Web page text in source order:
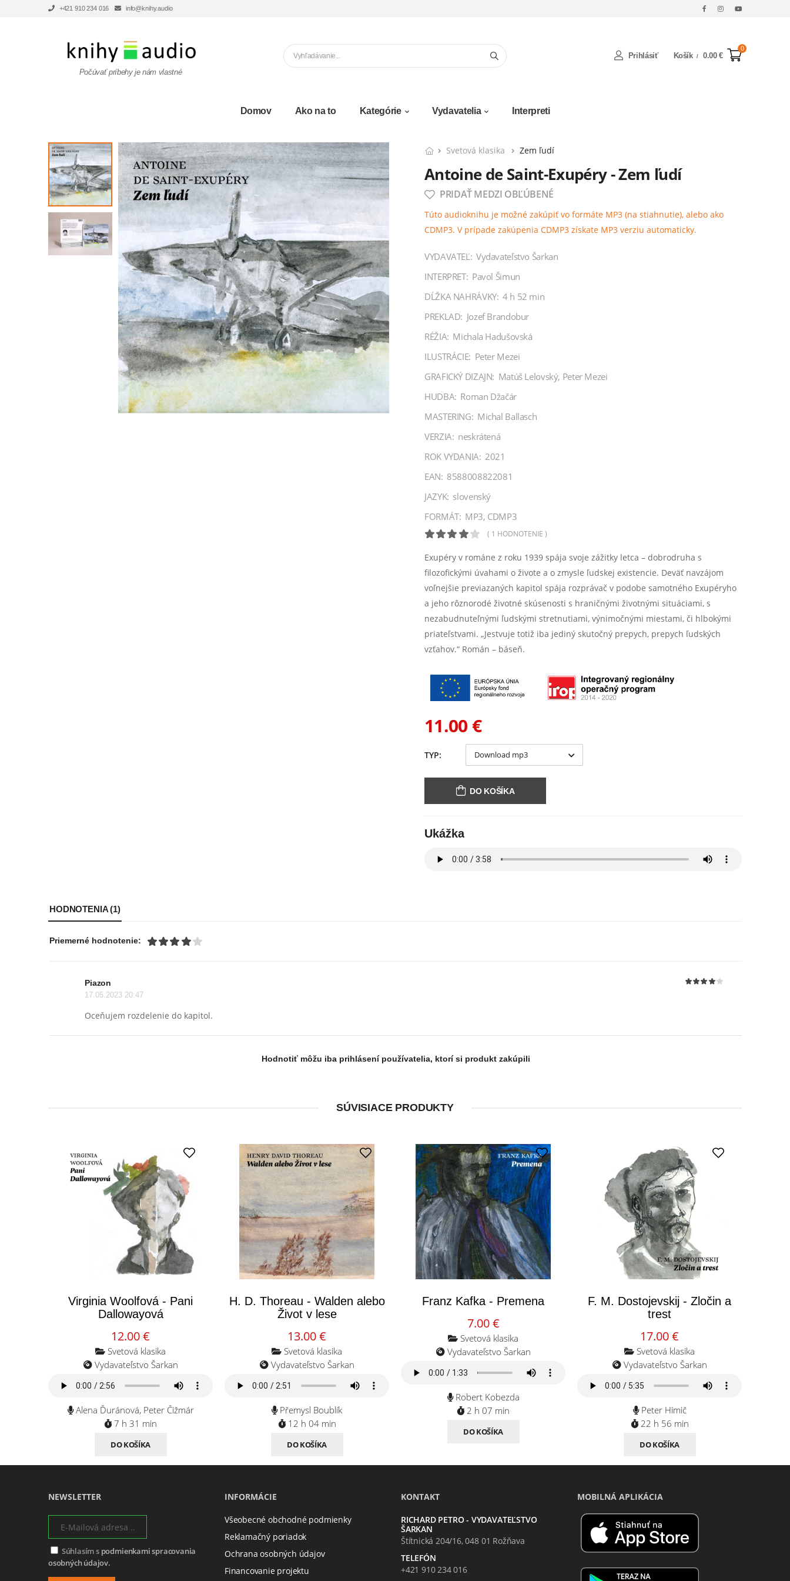
+421 910 234 016 info@knihy.audio
Počúvať príbehy je nám vlastné
Prihlásiť Košík 0.00 €
0
Domov Ako na to Kategórie Vydavatelia Interpreti
Svetová klasika Zem ľudí
Antoine de Saint-Exupéry - Zem ľudí
PRIDAŤ MEDZI OBĽÚBENÉ
Túto audioknihu je možné zakúpiť vo formáte MP3 (na stiahnutie), alebo ako
CDMP3. V prípade zakúpenia CDMP3 získate MP3 verziu automaticky.
VYDAVATEĽ: Vydavateľstvo Šarkan
INTERPRET: Pavol Šimun
DĹŽKA NAHRÁVKY: 4 h 52 min
PREKLAD: Jozef Brandobur
RÉŽIA: Michala Hadušovská
ILUSTRÁCIE: Peter Mezei
GRAFICKÝ DIZAJN: Matúš Lelovský, Peter Mezei
HUDBA: Roman Džačár
MASTERING: Michal Ballasch
VERZIA: neskrátená
ROK VYDANIA: 2021
EAN: 8588008822081
JAZYK: slovenský
FORMÁT: MP3, CDMP3
( 1 HODNOTENIE )
Exupéry v románe z roku 1939 spája svoje zážitky letca – dobrodruha s
filozofickými úvahami o živote a o zmysle ľudskej existencie. Deväť navzájom
voľnejšie previazaných kapitol spája rozprávač v podobe samotného Exupéryho
a jeho rôznorodé životné skúsenosti s hraničnými životnými situáciami, s
nezabudnuteľnými ľudskými stretnutiami, výnimočnými miestami, či hlbokými
priateľstvami. „Jestvuje totiž iba jediný skutočný prepych, prepych ľudských
vzťahov.“ Román – báseň.
11.00 €
TYP:
DO KOŠÍKA
Ukážka
HODNOTENIA (1)
Priemerné hodnotenie:
Piazon
17.05.2023 20:47
Oceňujem rozdelenie do kapitol.
Hodnotiť môžu iba prihlásení používatelia, ktorí si produkt zakúpili
SÚVISIACE PRODUKTY
Virginia Woolfová - Pani
Dallowayová
12.00 €
Svetová klasika
Vydavateľstvo Šarkan
Alena Ďuránová, Peter Čižmár
7 h 31 min
DO KOŠÍKA
H. D. Thoreau - Walden alebo
Život v lese
13.00 €
Svetová klasika
Vydavateľstvo Šarkan
Přemysl Boublík
12 h 04 min
DO KOŠÍKA
Franz Kafka - Premena
7.00 €
Svetová klasika
Vydavateľstvo Šarkan
Robert Kobezda
2 h 07 min
DO KOŠÍKA
F. M. Dostojevskij - Zločin a
trest
17.00 €
Svetová klasika
Vydavateľstvo Šarkan
Peter Himič
22 h 56 min
DO KOŠÍKA
NEWSLETTER
Súhlasím s podmienkami spracovania
osobných údajov.
INFORMÁCIE
Všeobecné obchodné podmienky
Reklamačný poriadok
Ochrana osobných údajov
Financovanie projektu
KONTAKT
RICHARD PETRO - VYDAVATEĽSTVO
ŠARKAN
Štítnická 204/16, 048 01 Rožňava
TELEFÓN
+421 910 234 016
MOBILNÁ APLIKÁCIA